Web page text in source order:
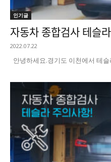
인기글
자동차 종합검사
2022.07.22
안녕하세요. ​경기도 이천에서 테